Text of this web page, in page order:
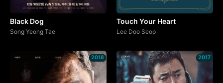
Black Dog
Song Yeong Tae
Touch Your Heart
Lee Doo Seop
2018 2017